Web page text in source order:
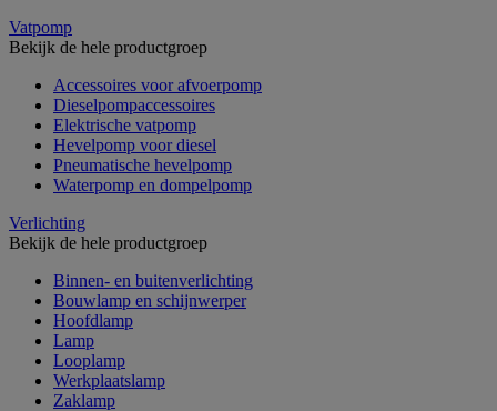
Vatpomp
Bekijk de hele productgroep
Accessoires voor afvoerpomp
Dieselpompaccessoires
Elektrische vatpomp
Hevelpomp voor diesel
Pneumatische hevelpomp
Waterpomp en dompelpomp
Verlichting
Bekijk de hele productgroep
Binnen- en buitenverlichting
Bouwlamp en schijnwerper
Hoofdlamp
Lamp
Looplamp
Werkplaatslamp
Zaklamp